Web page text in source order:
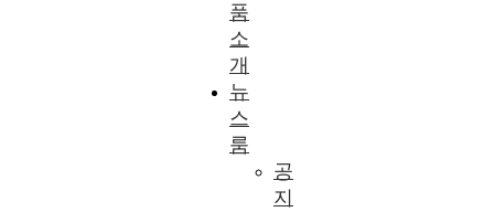
품
소
개
뉴
스
룸
공
지